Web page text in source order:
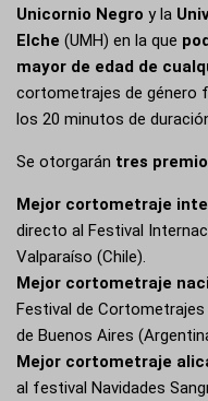
Unicornio Negro y la
Elche (UMH) en la que
mayor de edad de
cortometrajes de género
los 20 minutos de
Se otorgarán tres
Mejor cortometraje
directo al Festival
Valparaíso (Chile).
Mejor cortometraje
Festival de
de Buenos Aires
Mejor cortometraje
al festival Navidades